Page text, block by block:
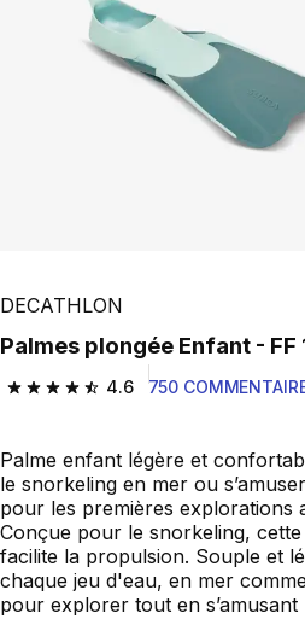
DECATHLON
Palmes plongée Enfant -
4.6
4.6 out of 5 stars from 750
750
Palme enfant légère et
le snorkeling en mer ou
pour les premières explorations
Conçue pour le snorkeling,
facilite la propulsion. Souple et
chaque jeu d'eau, en mer
pour explorer tout en s’amusant